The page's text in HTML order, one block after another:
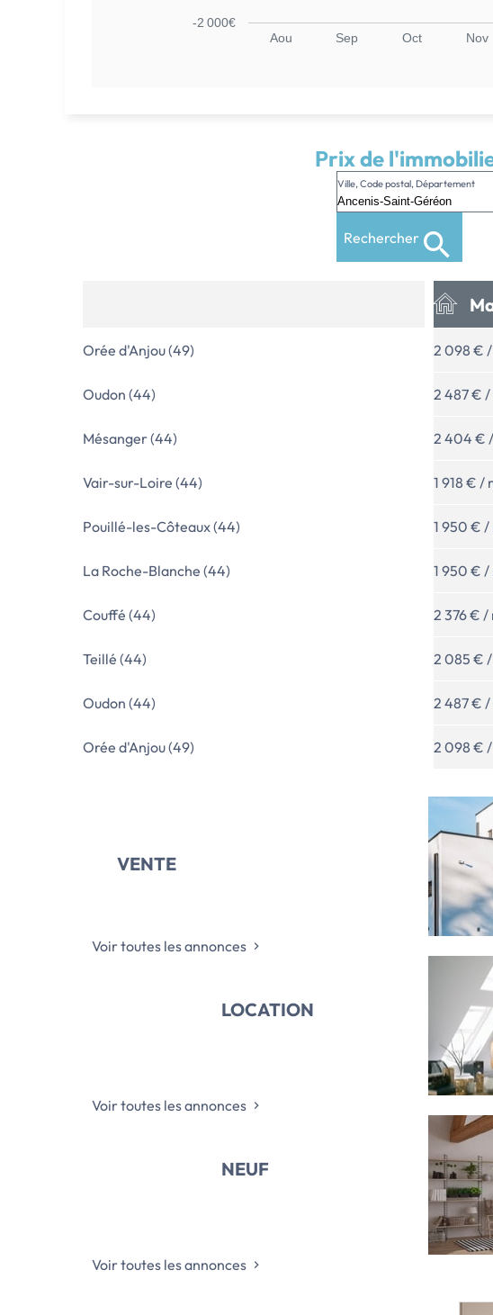
Aou Sep Oct Nov
-2 000€
Prix de
Ville, Code postal, Département
Rechercher
Orée d'Anjou (49) 2 098 € /
Oudon (44) 2 487 € /
Mésanger (44) 2 404 € /
Vair-sur-Loire (44) 1 918 € /
Pouillé-les-Côteaux (44) 1 950 € /
La Roche-Blanche (44) 1 950 € /
Couffé (44) 2 376 € /
Teillé (44) 2 085 € /
Oudon (44) 2 487 € /
Orée d'Anjou (49) 2 098 € /
VENTE
Voir toutes les annonces
LOCATION
Voir toutes les annonces
NEUF
Voir toutes les annonces